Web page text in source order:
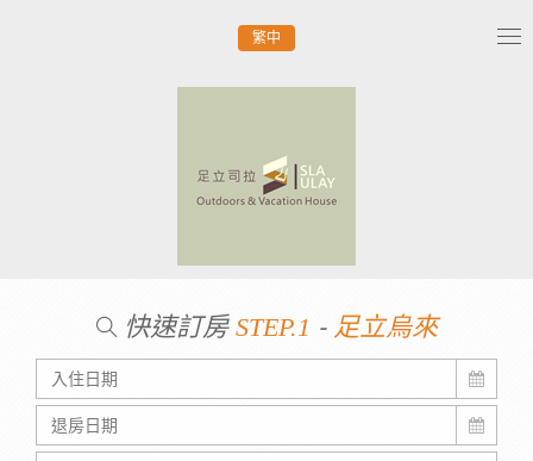
繁中
快速訂房 STEP.1 - 足立烏來